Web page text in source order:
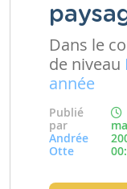
Dans le
de niveau
année
Publié
par
Andrée
Otte